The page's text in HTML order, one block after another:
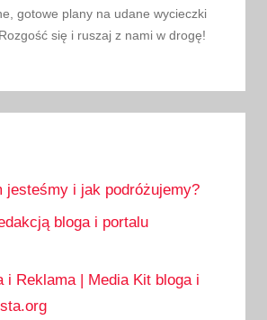
gotowe plany na udane wycieczki
się i ruszaj z nami w drogę!
jesteśmy i jak podróżujemy?
bloga i portalu
i Reklama | Media Kit bloga i